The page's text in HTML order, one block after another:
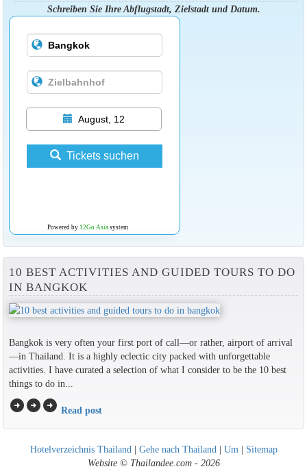
Schreiben Sie Ihre Abflugstadt, Zielstadt und Datum.
August, 12
Tickets suchen
Powered by 12Go Asiasystem
10 BEST ACTIVITIES AND GUIDED TOURS TO DO
IN BANGKOK
Bangkok is very often your first port of call—or rather, airport of arrival
—in Thailand. It is a highly eclectic city packed with unforgettable
activities. I have curated a selection of what I consider to be the 10 best
things to do in...
arrow_circle_rightarrow_circle_rightarrow_circle_right Read post
Hotelverzeichnis Thailand | Gehe nach Thailand | Um | Sitemap
Website © Thailandee.com - 2026